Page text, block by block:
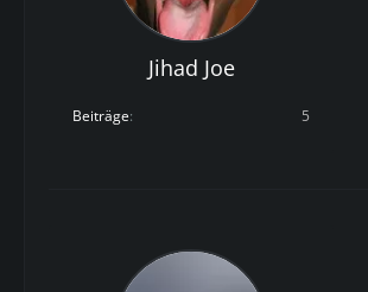
Jihad Joe
Beiträge 5